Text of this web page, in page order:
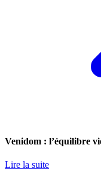
Venidom : l’équilibre
Lire la suite